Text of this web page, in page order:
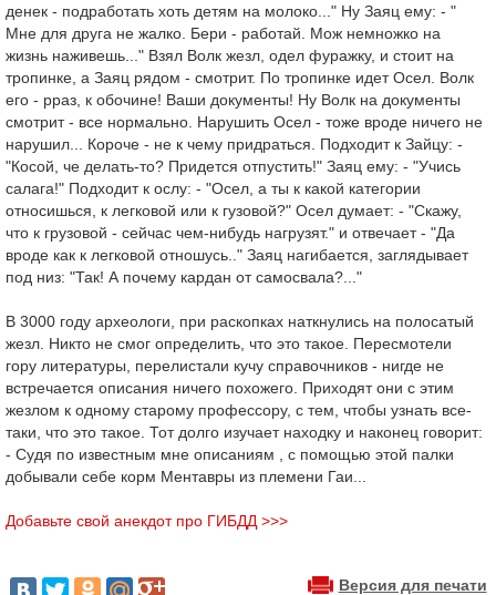
денек - подработать хоть детям на молоко..." Ну Заяц ему: - "
Мне для друга не жалко. Бери - работай. Мож немножко на
жизнь наживешь..." Взял Волк жезл, одел фуражку, и стоит на
тропинке, а Заяц рядом - смотрит. По тропинке идет Осел. Волк
его - рраз, к обочине! Ваши документы! Ну Волк на документы
смотрит - все нормально. Нарушить Осел - тоже вроде ничего не
нарушил... Короче - не к чему придраться. Подходит к Зайцу: -
"Косой, че делать-то? Придется отпустить!" Заяц ему: - "Учись
салага!" Подходит к ослу: - "Осел, а ты к какой категории
относишься, к легковой или к гузовой?" Осел думает: - "Скажу,
что к грузовой - сейчас чем-нибудь нагрузят." и отвечает - "Да
вроде как к легковой отношусь.." Заяц нагибается, заглядывает
под низ: "Так! А почему кардан от самосвала?..."
В 3000 году археологи, при раскопках наткнулись на полосатый
жезл. Никто не смог определить, что это такое. Пересмотели
гору литературы, перелистали кучу справочников - нигде не
встречается описания ничего похожего. Приходят они с этим
жезлом к одному старому профессору, с тем, чтобы узнать все-
таки, что это такое. Тот долго изучает находку и наконец говорит:
- Судя по известным мне описаниям , с помощью этой палки
добывали себе корм Ментавры из племени Гаи...
Добавьте свой анекдот про ГИБДД >>>
Версия для печати